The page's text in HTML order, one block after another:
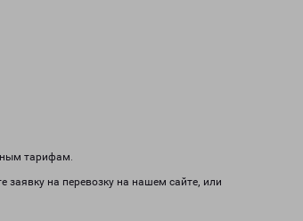
тарифам.
заявку на перевозку на нашем сайте, или